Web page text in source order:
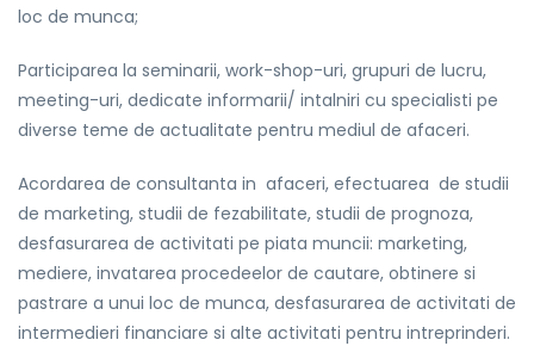
loc de munca;
Participarea la seminarii, work-shop-uri, grupuri de lucru,
meeting-uri, dedicate informarii/ intalniri cu specialisti pe
diverse teme de actualitate pentru mediul de afaceri.
Acordarea de consultanta in afaceri, efectuarea de studii
de marketing, studii de fezabilitate, studii de prognoza,
desfasurarea de activitati pe piata muncii: marketing,
mediere, invatarea procedeelor de cautare, obtinere si
pastrare a unui loc de munca, desfasurarea de activitati de
intermedieri financiare si alte activitati pentru intreprinderi.